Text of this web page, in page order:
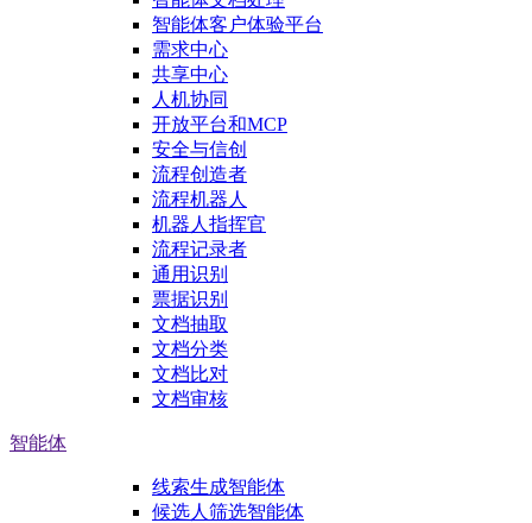
智能体客户体验平台
需求中心
共享中心
人机协同
开放平台和MCP
安全与信创
流程创造者
流程机器人
机器人指挥官
流程记录者
通用识别
票据识别
文档抽取
文档分类
文档比对
文档审核
智能体
线索生成智能体
候选人筛选智能体